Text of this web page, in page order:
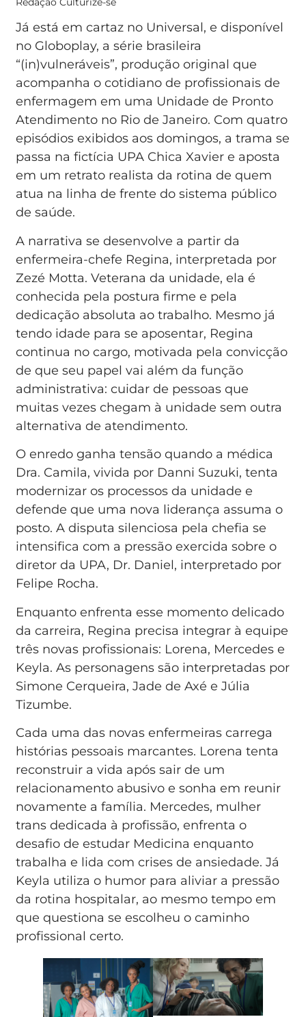
Redação Culturize-se
Já está em cartaz no Universal, e disponível
no Globoplay, a série brasileira
“(in)vulneráveis”, produção original que
acompanha o cotidiano de profissionais de
enfermagem em uma Unidade de Pronto
Atendimento no Rio de Janeiro. Com quatro
episódios exibidos aos domingos, a trama se
passa na fictícia UPA Chica Xavier e aposta
em um retrato realista da rotina de quem
atua na linha de frente do sistema público
de saúde.
A narrativa se desenvolve a partir da
enfermeira-chefe Regina, interpretada por
Zezé Motta. Veterana da unidade, ela é
conhecida pela postura firme e pela
dedicação absoluta ao trabalho. Mesmo já
tendo idade para se aposentar, Regina
continua no cargo, motivada pela convicção
de que seu papel vai além da função
administrativa: cuidar de pessoas que
muitas vezes chegam à unidade sem outra
alternativa de atendimento.
O enredo ganha tensão quando a médica
Dra. Camila, vivida por Danni Suzuki, tenta
modernizar os processos da unidade e
defende que uma nova liderança assuma o
posto. A disputa silenciosa pela chefia se
intensifica com a pressão exercida sobre o
diretor da UPA, Dr. Daniel, interpretado por
Felipe Rocha.
Enquanto enfrenta esse momento delicado
da carreira, Regina precisa integrar à equipe
três novas profissionais: Lorena, Mercedes e
Keyla. As personagens são interpretadas por
Simone Cerqueira, Jade de Axé e Júlia
Tizumbe.
Cada uma das novas enfermeiras carrega
histórias pessoais marcantes. Lorena tenta
reconstruir a vida após sair de um
relacionamento abusivo e sonha em reunir
novamente a família. Mercedes, mulher
trans dedicada à profissão, enfrenta o
desafio de estudar Medicina enquanto
trabalha e lida com crises de ansiedade. Já
Keyla utiliza o humor para aliviar a pressão
da rotina hospitalar, ao mesmo tempo em
que questiona se escolheu o caminho
profissional certo.